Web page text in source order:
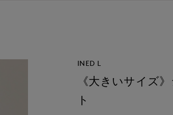
INED L
《大きいサイズ
ト